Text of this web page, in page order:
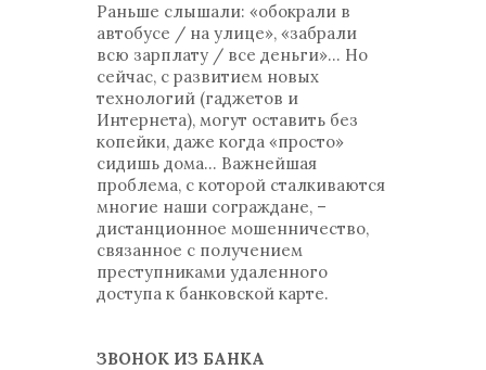
Раньше слышали: «обокрали в
автобусе / на улице», «забрали
всю зарплату / все деньги»... Но
сейчас, с развитием новых
технологий (гаджетов и
Интернета), могут оставить без
копейки, даже когда «просто»
сидишь дома… Важнейшая
проблема, с которой сталкиваются
многие наши сограждане, –
дистанционное мошенничество,
связанное с получением
преступниками удаленного
доступа к банковской карте.
ЗВОНОК ИЗ БАНКА